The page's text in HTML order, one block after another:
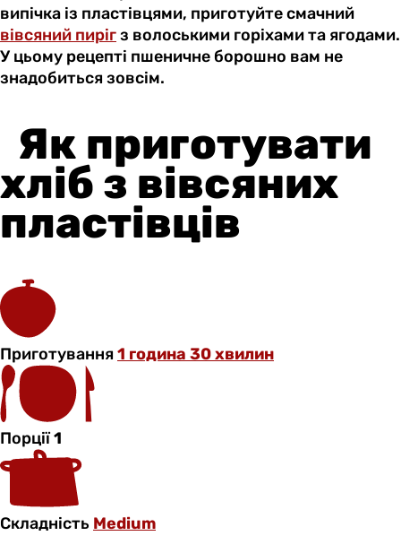
випічка із пластівцями, приготуйте смачний
вівсяний пирігз волоськими горіхами та ягодами.
У цьому рецепті пшеничне борошно вам не
знадобиться зовсім.
Як приготувати
хліб з вівсяних
пластівців
Приготування1 година 30 хвилин
Порції1
Складність Medium